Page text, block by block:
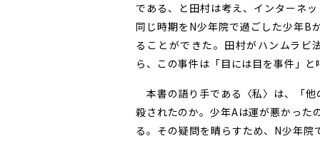
である、と田村は考え、インターネ
同じ時期をN少年院で過ごした少年B
ることができた。田村がハンムラビ
ら、この事件は「目には目を事件」
本書の語り手である〈私〉は、「
殺されたのか。少年Aは運が悪かった
る。その疑問を晴らすため、N少年